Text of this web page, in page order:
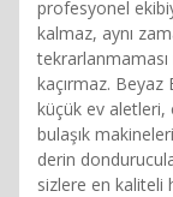
profesyonel
kalmaz, aynı
tekrarlanmaması
kaçırmaz.
küçük ev aletleri,
bulaşık
derin
sizlere en kaliteli